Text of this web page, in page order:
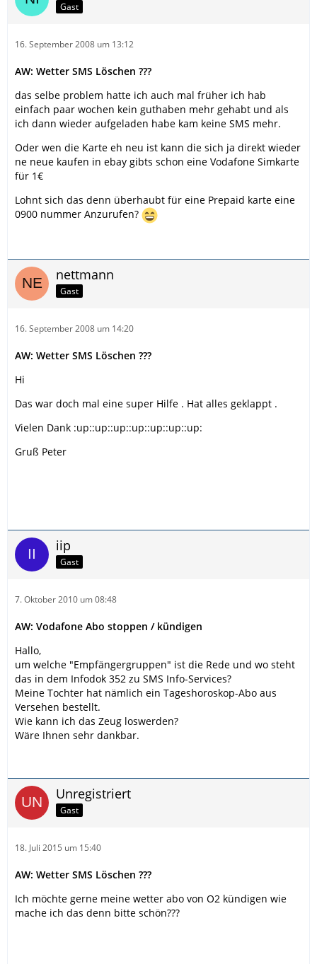
Gast
16. September 2008 um 13:12
AW: Wetter SMS Löschen ???
das selbe problem hatte ich auch mal früher ich hab
einfach paar wochen kein guthaben mehr gehabt und als
ich dann wieder aufgeladen habe kam keine SMS mehr.
Oder wen die Karte eh neu ist kann die sich ja direkt wieder
ne neue kaufen in ebay gibts schon eine Vodafone Simkarte
für 1€
Lohnt sich das denn überhaubt für eine Prepaid karte eine
0900 nummer Anzurufen?
nettmann
Gast
16. September 2008 um 14:20
AW: Wetter SMS Löschen ???
Hi
Das war doch mal eine super Hilfe . Hat alles geklappt .
Vielen Dank :up::up::up::up::up::up::up:
Gruß Peter
iip
Gast
7. Oktober 2010 um 08:48
AW: Vodafone Abo stoppen / kündigen
Hallo,
um welche "Empfängergruppen" ist die Rede und wo steht
das in dem Infodok 352 zu SMS Info-Services?
Meine Tochter hat nämlich ein Tageshoroskop-Abo aus
Versehen bestellt.
Wie kann ich das Zeug loswerden?
Wäre Ihnen sehr dankbar.
Unregistriert
Gast
18. Juli 2015 um 15:40
AW: Wetter SMS Löschen ???
Ich möchte gerne meine wetter abo von O2 kündigen wie
mache ich das denn bitte schön???